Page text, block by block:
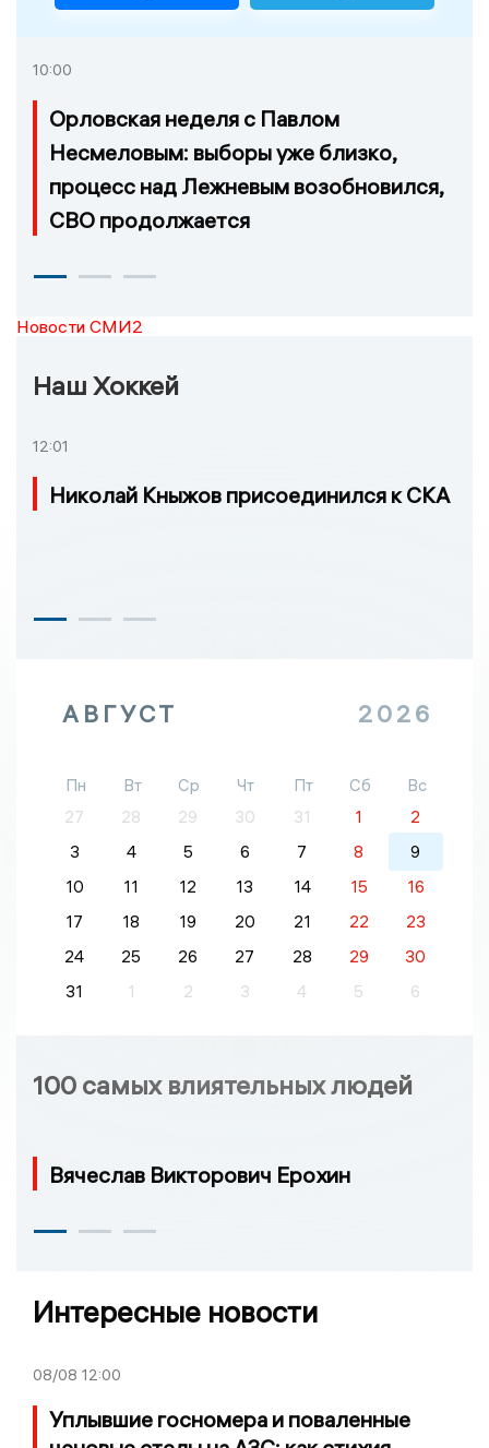
10:00
Орловская неделя с Павлом
Несмеловым: выборы уже близко,
процесс над Лежневым возобновился,
СВО продолжается
Новости СМИ2
Наш Хоккей
12:01
Николай Кныжов присоединился к СКА
АВГУСТ 2026
Пн Вт Ср Чт Пт Сб
Вс
27
28 29 30 31 1
2
3
4 5 6 7 8
9
10
11 12 13 14 15
16
17
18 19 20 21 22
23
24
25 26 27 28 29
30
31
1 2 3 4 5 6
100 самых влиятельных людей
Вячеслав Викторович Ерохин
Интересные новости
08/08 12:00
Уплывшие госномера и поваленные